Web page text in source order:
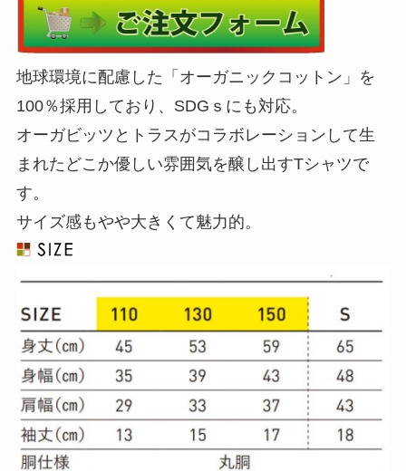
地球環境に配慮した「オーガニックコットン」を
100％採用しており、SDGｓにも対応。
オーガビッツとトラスがコラボレーションして生
まれたどこか優しい雰囲気を醸し出すTシャツで
す。
サイズ感もやや大きくて魅力的。